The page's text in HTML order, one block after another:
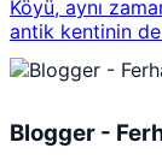
Köyü, aynı
antik kentinin
Blogger -